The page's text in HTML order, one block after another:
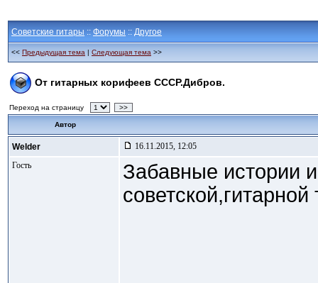
Советские гитары :: Форумы :: Другое
<< Предыдущая тема | Следующая тема >>
От гитарных корифеев СССР.Дибров.
Переход на страницу >>
Автор
Welder
16.11.2015, 12:05
Гость
Забавные
советской,гитарной